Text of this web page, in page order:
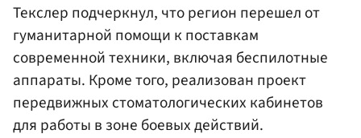
Текслер подчеркнул, что регион перешел от
гуманитарной помощи к поставкам
современной техники, включая беспилотные
аппараты. Кроме того, реализован проект
передвижных стоматологических кабинетов
для работы в зоне боевых действий.